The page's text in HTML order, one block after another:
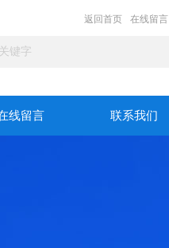
返回首页 在线留言
线留言 联系我们